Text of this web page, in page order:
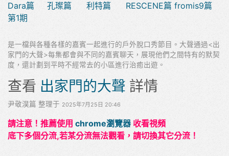
Dara篇
孔璨篇 利特篇 RESCENE篇 fromis9篇
第1期
是一檔與各種各樣的嘉賓一起進行的戶外脫口秀節目。大聲通過<出
家門的大聲>每集都會與不同的嘉賓聊天，展現他們之間特有的默契
度，還計劃到平時不經常去的小區進行治癒出遊。
查看 出家門的大聲 詳情
尹敬淏篇 整理于 2025年7月25日 20:46
請注意！推薦使用 chrome瀏覽器 收看視頻
底下多個分流,若某分流無法觀看，請切換其它分流！